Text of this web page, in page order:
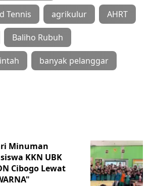
Tennis agrikulur AHRT
Baliho Rubuh
banyak pelanggar
Minuman
KKN UBK
Cibogo Lewat